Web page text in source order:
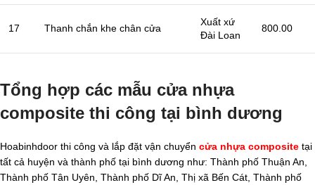
17 Thanh chắn khe chân cửa
Xuất xứ
Đài Loan
800.00
Tổng hợp các mẫu cửa nhựa
composite thi công tại bình dương
Hoabinhdoor thi công và lắp đặt vận chuyển cửa nhựa composite tại
tất cả huyện và thành phố tại bình dương như: Thành phố Thuận An,
Thành phố Tân Uyên, Thành phố Dĩ An, Thị xã Bến Cát, Thành phố